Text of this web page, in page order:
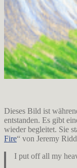
Dieses Bild ist
entstanden. Es gibt
wieder begleitet. Sie
Fire“ von Jeremy
I put off all my